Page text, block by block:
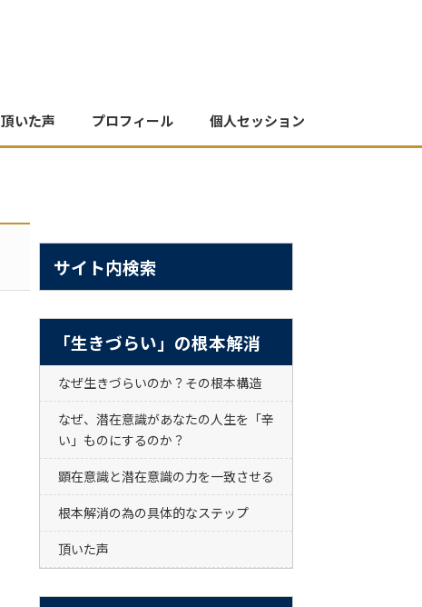
頂いた声 プロフィール 個人セッション
サイト内検索
「生きづらい」の根本解消
なぜ生きづらいのか？その根本構造
なぜ、潜在意識があなたの人生を「辛
い」ものにするのか？
顕在意識と潜在意識の力を一致させる
根本解消の為の具体的なステップ
頂いた声